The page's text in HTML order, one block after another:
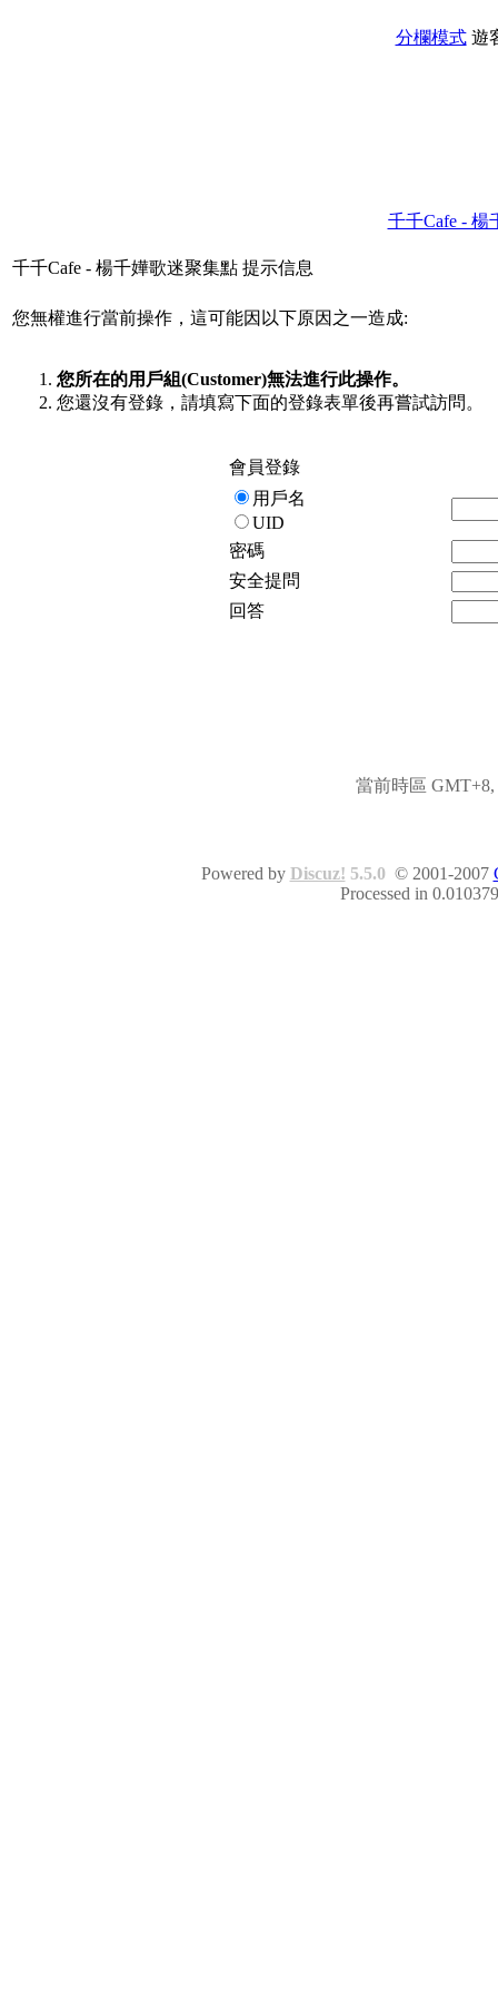
分欄模式 遊
千千Cafe - 楊
千千Cafe - 楊千嬅歌迷聚集點 提示信息
您無權進行當前操作，這可能因以下原因之一造成:
您所在的用戶組(Customer)無法進行此操作。
您還沒有登錄，請填寫下面的登錄表單後再嘗試訪問。
會員登錄
用戶名
UID
密碼
安全提問
回答
當前時區 GMT+8,
Powered by Discuz! 5.5.0 © 2001-2007
Processed in